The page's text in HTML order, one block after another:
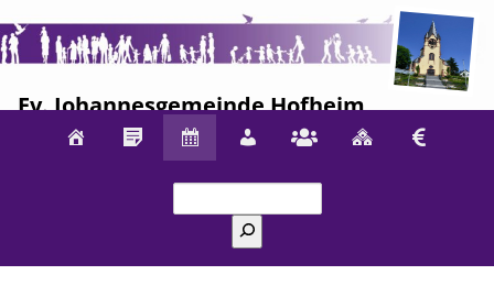
Ev. Johannesgemeinde Hofheim